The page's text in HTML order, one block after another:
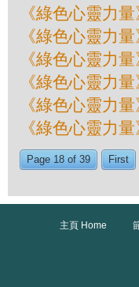
《綠色心靈力
《綠色心靈力
《綠色心靈力
《綠色心靈力
《綠色心靈力
《綠色心靈力
Page 18 of 39 First
主頁 Home